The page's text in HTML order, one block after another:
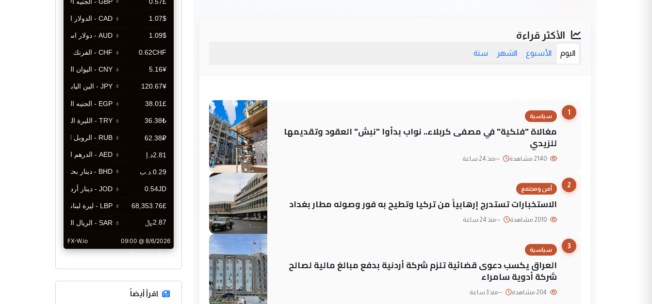
الأكثر قراءة
اليوم الأسبوع الشهر سنة
1
سياسية
مغالاة "فلكية" في مصفى كربلاء.. نواب بدأوا "نبش" العقود وتقديمها
للزيدي
--منذ 24 ساعة
2
أمن ومجتمع
الاستخبارات تستدرج إرهابياً من تركيا وتطيح به فور وصوله مطار بغداد
--منذ 24 ساعة
3
سياسية
العراق يكسب دعوى قضائية تلزم شركة أردنية بدفع مبالغ مالية لصالح
شركة أدوية سامراء
--منذ 3 ساعة
CurrencyRate
اقرأ أيضاً